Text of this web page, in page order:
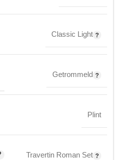
Classic Light
Getrommeld
Plint
Travertin Roman Set